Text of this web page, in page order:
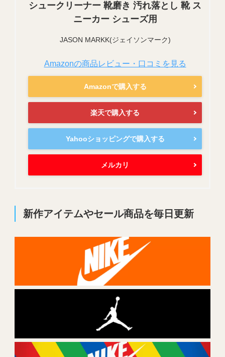
シュークリーナー 靴磨き 汚れ落とし 靴 ス
ニーカー シューズ用
JASON MARKK(ジェイソンマーク)
Amazonの商品レビュー・口コミを見る
Amazonで購入する
楽天で購入する
Yahooショッピングで購入する
メルカリ
新作アイテムやセール商品を毎日更新